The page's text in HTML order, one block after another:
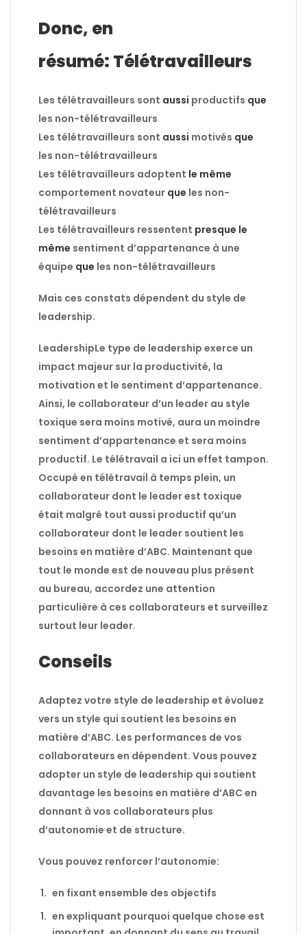
Donc, en
résumé: Télétravailleurs
Les télétravailleurs sont aussi productifs que
les non-télétravailleurs
Les télétravailleurs sont aussi motivés que
les non-télétravailleurs
Les télétravailleurs adoptent le même
comportement novateur que les non-
télétravailleurs
Les télétravailleurs ressentent presque le
même sentiment d’appartenance à une
équipe que les non-télétravailleurs
Mais ces constats dépendent du style de
leadership.
LeadershipLe type de leadership exerce un
impact majeur sur la productivité, la
motivation et le sentiment d’appartenance.
Ainsi, le collaborateur d’un leader au style
toxique sera moins motivé, aura un moindre
sentiment d’appartenance et sera moins
productif. Le télétravail a ici un effet tampon.
Occupé en télétravail à temps plein, un
collaborateur dont le leader est toxique
était malgré tout aussi productif qu’un
collaborateur dont le leader soutient les
besoins en matière d’ABC. Maintenant que
tout le monde est de nouveau plus présent
au bureau, accordez une attention
particulière à ces collaborateurs et surveillez
surtout leur leader.
Conseils
Adaptez votre style de leadership et évoluez
vers un style qui soutient les besoins en
matière d’ABC. Les performances de vos
collaborateurs en dépendent. Vous pouvez
adopter un style de leadership qui soutient
davantage les besoins en matière d’ABC en
donnant à vos collaborateurs plus
d’autonomie et de structure.
Vous pouvez renforcer l’autonomie:
en fixant ensemble des objectifs
en expliquant pourquoi quelque chose est